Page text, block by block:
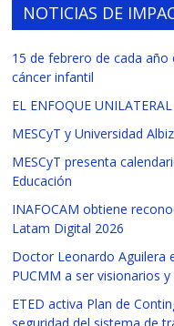
NOTICIAS DE
15 de febrero de cada
cáncer infantil
EL ENFOQUE
MESCyT y Universidad
MESCyT presenta
Educación
INAFOCAM obtiene
Latam Digital 2026
Doctor Leonardo Aguilera
PUCMM a ser visionarios
ETED activa Plan de